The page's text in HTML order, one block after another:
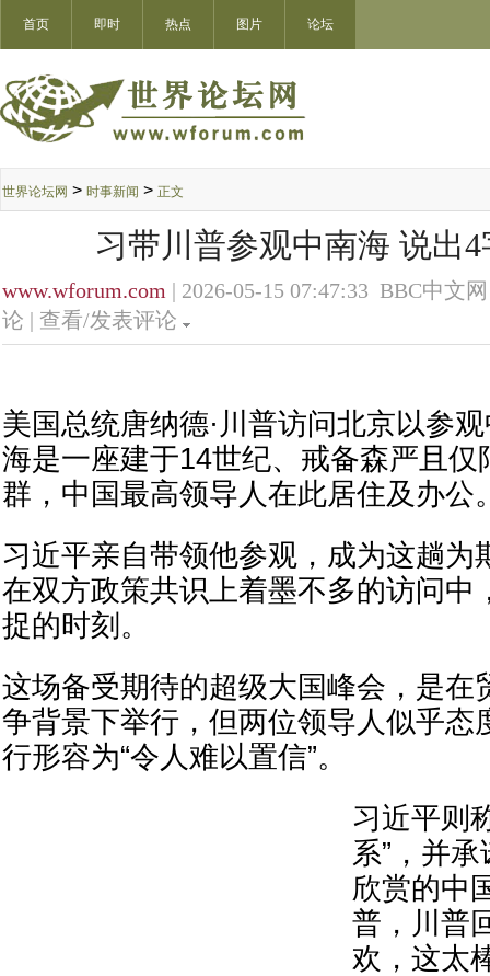
首页 即时 热点 图片 论坛
世界论坛网 > 时事新闻 > 正文
习带川普参观中南海 说出
www.wforum.com | 2026-05-15 07:47:33 BBC中文
论 | 查看/发表评论
美国总统唐纳德·川普访问北京以参
海是一座建于14世纪、戒备森严且仅
群，中国最高领导人在此居住及办公
习近平亲自带领他参观，成为这趟为
在双方政策共识上着墨不多的访问中
捉的时刻。
这场备受期待的超级大国峰会，是在
争背景下举行，但两位领导人似乎态
行形容为“令人难以置信”。
习近平则
系”，并
欣赏的中
普，川普
欢，这太